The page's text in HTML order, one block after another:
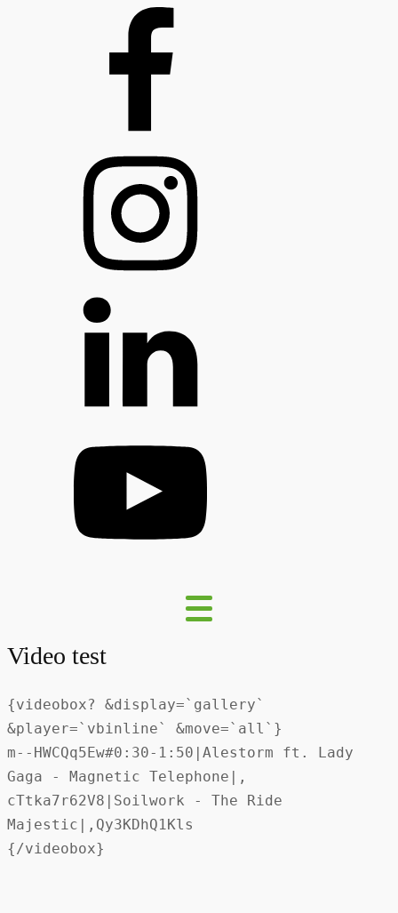
Video test
{videobox? &display=`gallery`
&player=`vbinline` &move=`all`}
m--HWCQq5Ew#0:30-1:50|Alestorm ft. Lady
Gaga - Magnetic Telephone|,
cTtka7r62V8|Soilwork - The Ride
Majestic|,Qy3KDhQ1Kls
{/videobox}